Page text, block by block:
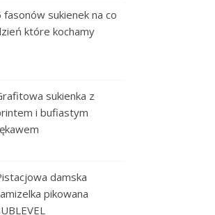
fasonów sukienek na co
które kochamy
sukienka z
i bufiastym
damska
pikowana